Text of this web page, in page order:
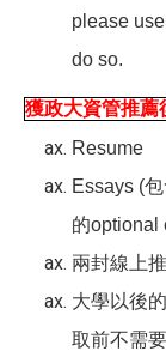
please
do so.
獲政大資管推薦
Resume
Essays (
的optional
兩封線上
大學以後
取前不需